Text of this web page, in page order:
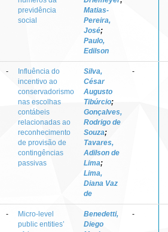
previdência
social
Matias-
Pereira,
José;
Paulo,
Edilson
-
Influência do
incentivo ao
conservadorismo
nas escolhas
contábeis
relacionadas ao
reconhecimento
de provisão de
contingências
passivas
Silva,
César
Augusto
Tibúrcio;
Gonçalves,
Rodrigo de
Souza;
Tavares,
Adilson de
Lima;
Lima,
Diana Vaz
de
-
-
Micro-level
public entities’
Benedetti,
Diego
-